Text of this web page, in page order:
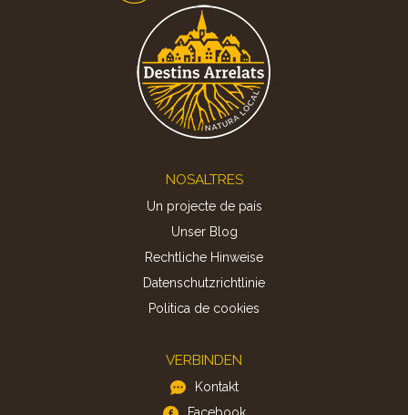
NOSALTRES
Un projecte de país
Unser Blog
Rechtliche Hinweise
Datenschutzrichtlinie
Politica de cookies
VERBINDEN
Kontakt
Facebook